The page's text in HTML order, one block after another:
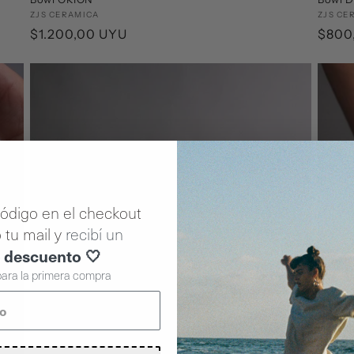
Proveedor:
ZJS CERAMICA
Precio
$1.200,00 UYU
ZJS
en el checkout
tu mail y recibí un
descuento 🤍
la primera compra